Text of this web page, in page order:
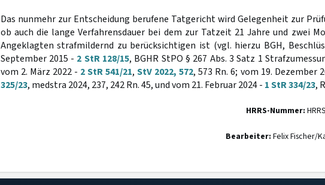
Das nunmehr zur Entscheidung berufene Tatgericht wird Gelegenheit zur
ob auch die lange Verfahrensdauer bei dem zur Tatzeit 21 Jahre und zwei
Angeklagten strafmildernd zu berücksichtigen ist (vgl. hierzu BGH,
September 2015 - 2 StR 128/15, BGHR StPO § 267 Abs. 3 Satz 1
vom 2. März 2022 - 2 StR 541/21,StV 2022, 572, 573 Rn. 6; vom 19. Dezember
325/23, medstra 2024, 237, 242 Rn. 45, und vom 21. Februar 2024 - 1 StR 334/23,
HRRS-Nummer:
Bearbeiter: Felix Fischer/